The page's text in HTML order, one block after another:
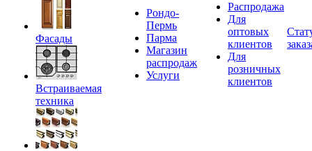
Фасады
Встраиваемая
техника
Рондо-
Пермь
Парма
Магазин
распродаж
Услуги
Распродажа
Для
оптовых
клиентов
Для
розничных
клиентов